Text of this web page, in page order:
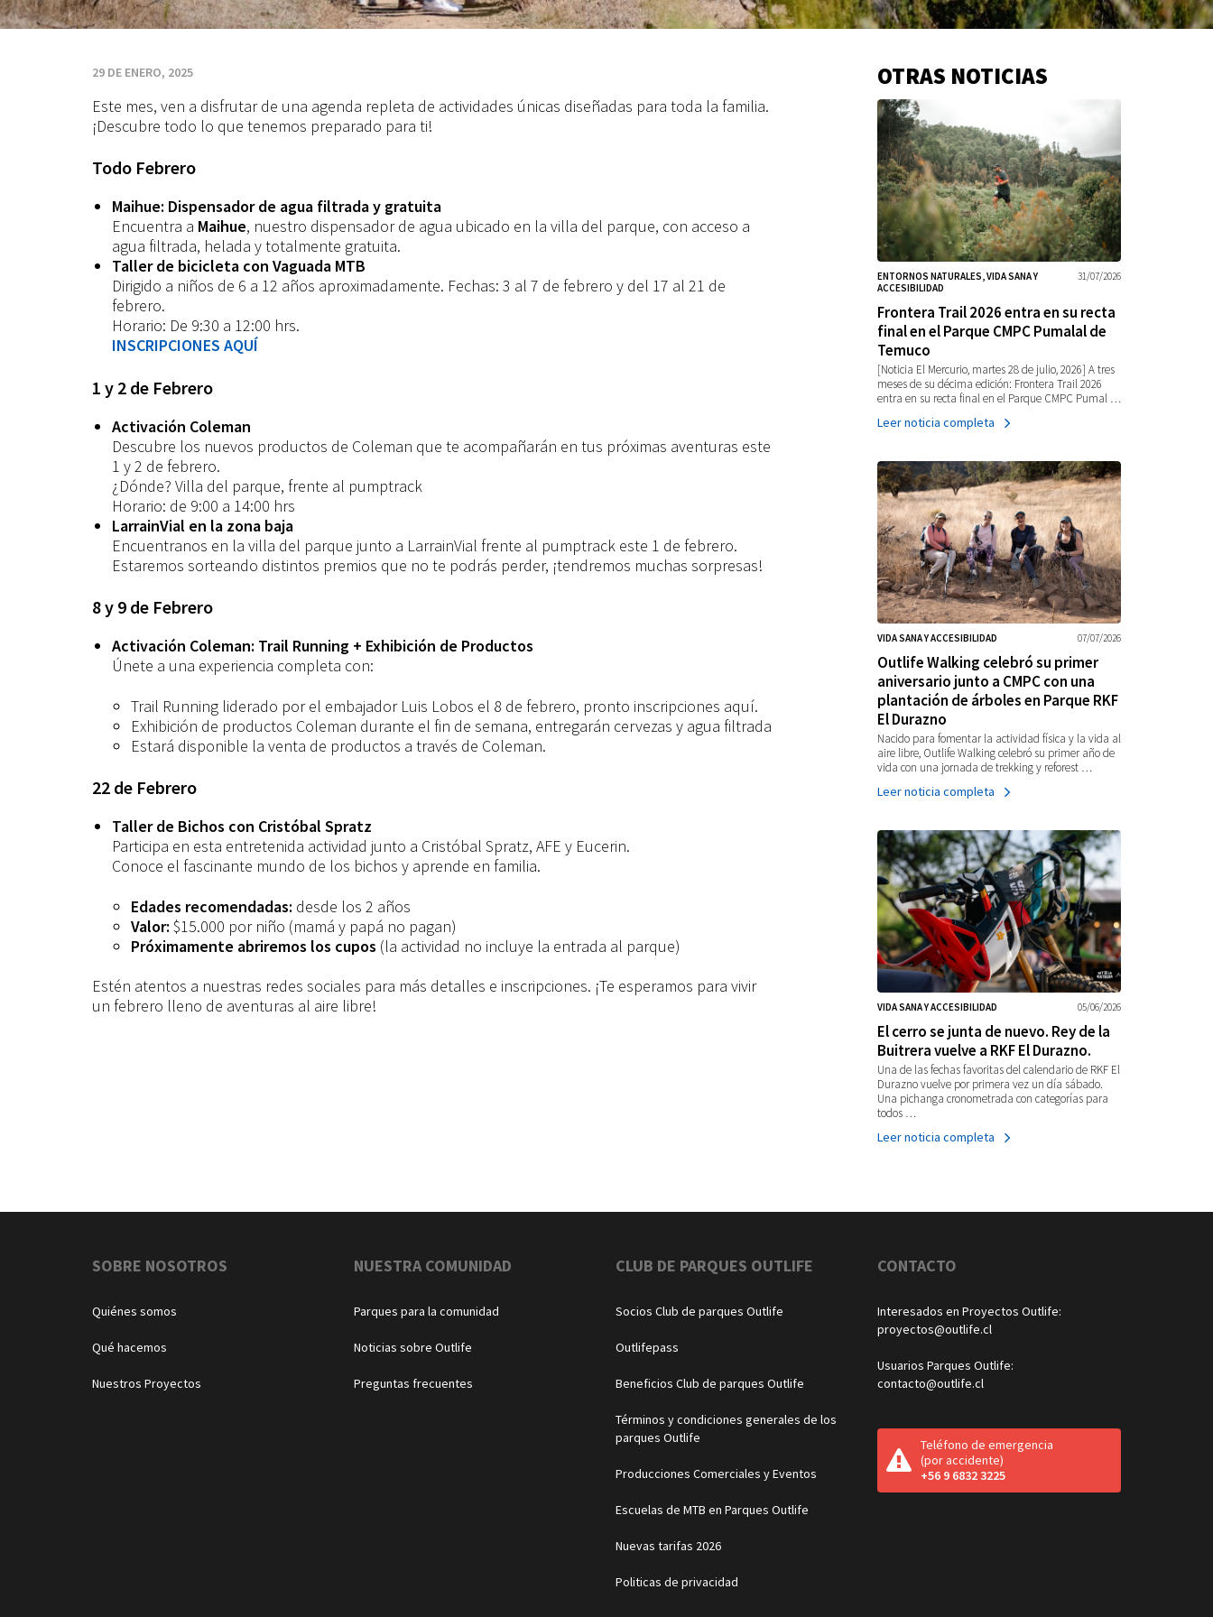
29 DE ENERO, 2025
Este mes, ven a disfrutar de una agenda repleta de actividades únicas diseñadas para toda la familia.
¡Descubre todo lo que tenemos preparado para ti!
Todo Febrero
Maihue: Dispensador de agua filtrada y gratuita
Encuentra a Maihue, nuestro dispensador de agua ubicado en la villa del parque, con acceso a
agua filtrada, helada y totalmente gratuita.
Taller de bicicleta con Vaguada MTB
Dirigido a niños de 6 a 12 años aproximadamente. Fechas: 3 al 7 de febrero y del 17 al 21 de
febrero.
Horario: De 9:30 a 12:00 hrs.
INSCRIPCIONES AQUÍ
1 y 2 de Febrero
Activación Coleman
Descubre los nuevos productos de Coleman que te acompañarán en tus próximas aventuras este
1 y 2 de febrero.
¿Dónde? Villa del parque, frente al pumptrack
Horario: de 9:00 a 14:00 hrs
LarrainVial en la zona baja
Encuentranos en la villa del parque junto a LarrainVial frente al pumptrack este 1 de febrero.
Estaremos sorteando distintos premios que no te podrás perder, ¡tendremos muchas sorpresas!
8 y 9 de Febrero
Activación Coleman: Trail Running + Exhibición de Productos
Únete a una experiencia completa con:
Trail Running liderado por el embajador Luis Lobos el 8 de febrero, pronto inscripciones aquí.
Exhibición de productos Coleman durante el fin de semana, entregarán cervezas y agua filtrada
Estará disponible la venta de productos a través de Coleman.
22 de Febrero
Taller de Bichos con Cristóbal Spratz
Participa en esta entretenida actividad junto a Cristóbal Spratz, AFE y Eucerin.
Conoce el fascinante mundo de los bichos y aprende en familia.
Edades recomendadas: desde los 2 años
Valor: $15.000 por niño (mamá y papá no pagan)
Próximamente abriremos los cupos (la actividad no incluye la entrada al parque)
Estén atentos a nuestras redes sociales para más detalles e inscripciones. ¡Te esperamos para vivir
un febrero lleno de aventuras al aire libre!
Información
adicional
OTRAS NOTICIAS
31/07/2026
ENTORNOS NATURALES, VIDA SANA Y
ACCESIBILIDAD
Frontera Trail 2026 entra en su recta
final en el Parque CMPC Pumalal de
Temuco
[Noticia El Mercurio, martes 28 de julio, 2026] A tres
meses de su décima edición: Frontera Trail 2026
entra en su recta final en el Parque CMPC Pumal …
Leer noticia completa
07/07/2026
VIDA SANA Y ACCESIBILIDAD
Outlife Walking celebró su primer
aniversario junto a CMPC con una
plantación de árboles en Parque RKF
El Durazno
Nacido para fomentar la actividad física y la vida al
aire libre, Outlife Walking celebró su primer año de
vida con una jornada de trekking y reforest …
Leer noticia completa
05/06/2026
VIDA SANA Y ACCESIBILIDAD
El cerro se junta de nuevo. Rey de la
Buitrera vuelve a RKF El Durazno.
Una de las fechas favoritas del calendario de RKF El
Durazno vuelve por primera vez un día sábado.
Una pichanga cronometrada con categorías para
todos …
Leer noticia completa
NavegaciónSOBRE NOSOTROS
Quiénes somos
Qué hacemos
Nuestros Proyectos
NUESTRA COMUNIDAD
Parques para la comunidad
Noticias sobre Outlife
Preguntas frecuentes
CLUB DE PARQUES OUTLIFE
Socios Club de parques Outlife
Outlifepass
Beneficios Club de parques Outlife
Términos y condiciones generales de los
parques Outlife
Producciones Comerciales y Eventos
Escuelas de MTB en Parques Outlife
Nuevas tarifas 2026
Politicas de privacidad
CONTACTO
Interesados en Proyectos Outlife:
proyectos@outlife.cl
Usuarios Parques Outlife:
contacto@outlife.cl
Teléfono de emergencia
(por accidente)
+56 9 6832 3225